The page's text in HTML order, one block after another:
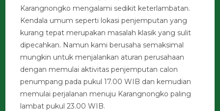
Karangnongko mengalami sedikit keterlambatan.
Kendala umum seperti lokasi penjemputan yang
kurang tepat merupakan masalah klasik yang sulit
dipecahkan. Namun kami berusaha semaksimal
mungkin untuk menjalankan aturan perusahaan
dengan memulai aktivitas penjemputan calon
penumpang pada pukul 17.00 WIB dan kemudian
memulai perjalanan menuju Karangnongko paling
lambat pukul 23.00 WIB.